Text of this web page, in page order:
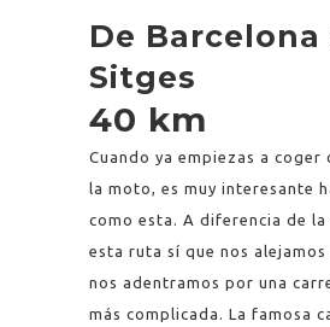
De Barcelona
Sitges
40 km
Cuando ya empiezas a coger
la moto, es muy interesante
como esta. A diferencia de la
esta ruta sí que nos
nos adentramos por una
más complicada. La famosa